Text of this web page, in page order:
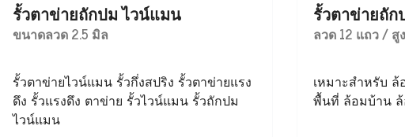
รั้วตาข่ายถักปม ไวน์แมน
ขนาดลวด 2.5 มิล
รั้วตาข่ายไวน์แมน รั้วกึ่งสปริง รั้วตาข่ายแรง
ดึง รั้วแรงดึง ตาข่าย รั้วไวน์แมน รั้วถักปม
ไวน์แมน
รั้วตาข่ายถัก
ลวด 12 แถว / สู
เหมาะสำหรับ
พื้นที่ ล้อมบ้าน